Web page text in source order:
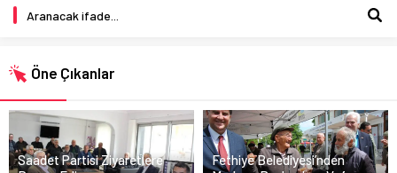
Öne Çıkanlar
Saadet Partisi Ziyaretlere
Fethiye Belediyesi’nden